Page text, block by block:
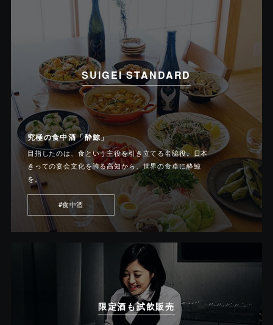
SUIGEI STANDARD
究極の食中酒「酔鯨」
目指したのは、食という主役を引き立てる名脇役。日本
きっての宴会文化を誇る高知から、世界の食卓に酔鯨
を。
#食中酒
限定酒も試飲販売